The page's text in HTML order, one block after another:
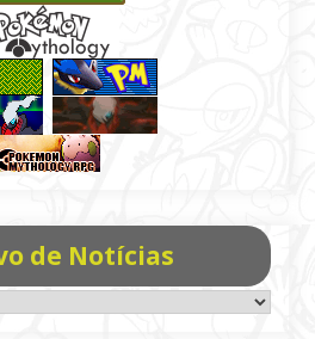
de Notícias